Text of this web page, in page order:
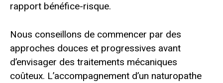
rapport bénéfice-risque.
Nous conseillons de commencer par des
approches douces et progressives avant
d’envisager des traitements mécaniques
coûteux. L’accompagnement d’un naturopathe